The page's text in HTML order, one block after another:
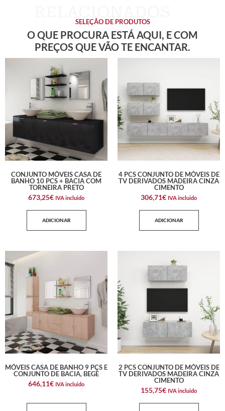
SELEÇÃO DE PRODUTOS
O QUE PROCURA ESTÁ AQUI, E COM
PREÇOS QUE VÃO TE ENCANTAR.
CONJUNTO MÓVEIS CASA DE
BANHO 10 PCS + BACIA COM
TORNEIRA PRETO
673,25€ IVA incluido
ADICIONAR
4 PCS CONJUNTO DE MÓVEIS DE
TV DERIVADOS MADEIRA CINZA
CIMENTO
306,71€ IVA incluido
ADICIONAR
MÓVEIS CASA DE BANHO 9 PÇS E
CONJUNTO DE BACIA, BEGE
646,11€ IVA incluido
2 PCS CONJUNTO DE MÓVEIS DE
TV DERIVADOS MADEIRA CINZA
CIMENTO
155,75€ IVA incluido